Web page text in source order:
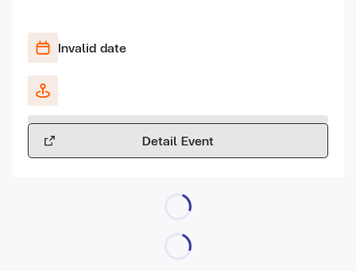
Invalid date
Detail Event